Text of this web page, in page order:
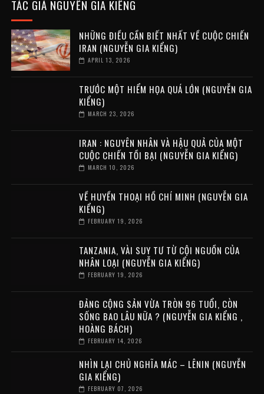
TÁC GIẢ NGUYỄN GIA KIỂNG
NHỮNG ĐIỀU CẦN BIẾT NHẤT VỀ CUỘC CHIẾN
IRAN (NGUYỄN GIA KIỂNG)
APRIL 13, 2026
TRƯỚC MỘT HIỂM HỌA QUÁ LỚN (NGUYỄN GIA
KIỂNG)
MARCH 23, 2026
IRAN : NGUYÊN NHÂN VÀ HẬU QUẢ CỦA MỘT
CUỘC CHIẾN TỒI BẠI (NGUYỄN GIA KIỂNG)
MARCH 10, 2026
VỀ HUYỀN THOẠI HỒ CHÍ MINH (NGUYỄN GIA
KIỂNG)
FEBRUARY 19, 2026
TANZANIA, VÀI SUY TƯ TỪ CỘI NGUỒN CỦA
NHÂN LOẠI (NGUYỄN GIA KIỂNG)
FEBRUARY 19, 2026
ĐẢNG CỘNG SẢN VỪA TRÒN 96 TUỔI, CÒN
SỐNG BAO LÂU NỮA ? (NGUYỄN GIA KIỂNG ,
HOÀNG BÁCH)
FEBRUARY 14, 2026
NHÌN LẠI CHỦ NGHĨA MÁC – LÊNIN (NGUYỄN
GIA KIỂNG)
FEBRUARY 07, 2026